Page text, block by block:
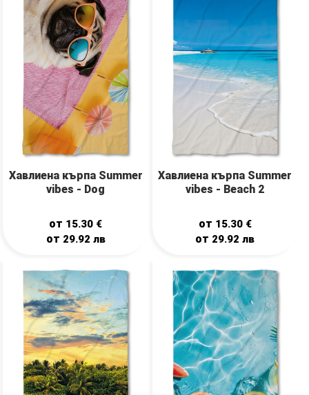
Хавлиена кърпа Summer
vibes - Dog
от 15.30 €
от 29.92 лв
Хавлиена кърпа Summer
vibes - Beach 2
от 15.30 €
от 29.92лв